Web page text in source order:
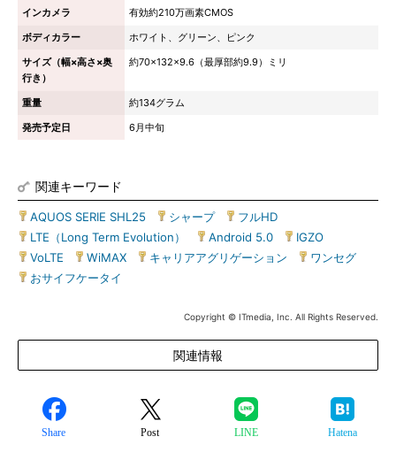
インカメラ
有効約210万画素CMOS
ボディカラー
ホワイト、グリーン、ピンク
サイズ（幅×高さ×奥
行き）
約70×132×9.6（最厚部約9.9）ミリ
重量
約134グラム
発売予定日
6月中旬
関連キーワード
AQUOS SERIE SHL25 シャープ| フルHD
LTE（Long Term Evolution）
Android 5.0 IGZO
VoLTE
WiMAX キャリアアグリゲーション ワンセグ
おサイフケータイ
Copyright © ITmedia, Inc. All Rights Reserved.
関連情報
Share Post LINE Hatena